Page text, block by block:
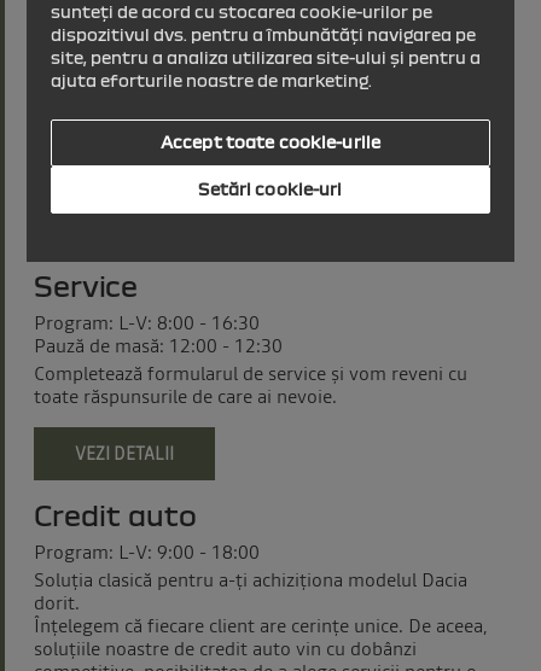
Piese și accesorii
Program: L-V: 8:00 - 16:30
Piesele originale sunt proiectate și certificate pentru
autovehiculele Dacia, în conformitate cu cele mai
riguroase standarde privind fiabilitatea, siguranța și
protecția mediului.
Service
Program: L-V: 8:00 - 16:30
Pauză de masă: 12:00 - 12:30
Completează formularul de service și vom reveni cu
toate răspunsurile de care ai nevoie.
VEZI DETALII
Credit auto
Program: L-V: 9:00 - 18:00
Soluţia clasică pentru a-ţi achiziționa modelul Dacia
dorit.
Înțelegem că fiecare client are cerințe unice. De aceea,
soluţiile noastre de credit auto vin cu dobânzi
sunteți de acord cu stocarea cookie-urilor pe
dispozitivul dvs. pentru a îmbunătăți navigarea pe
site, pentru a analiza utilizarea site-ului și pentru a
ajuta eforturile noastre de marketing.
Setări cookie-uri
Accept toate cookie-urile